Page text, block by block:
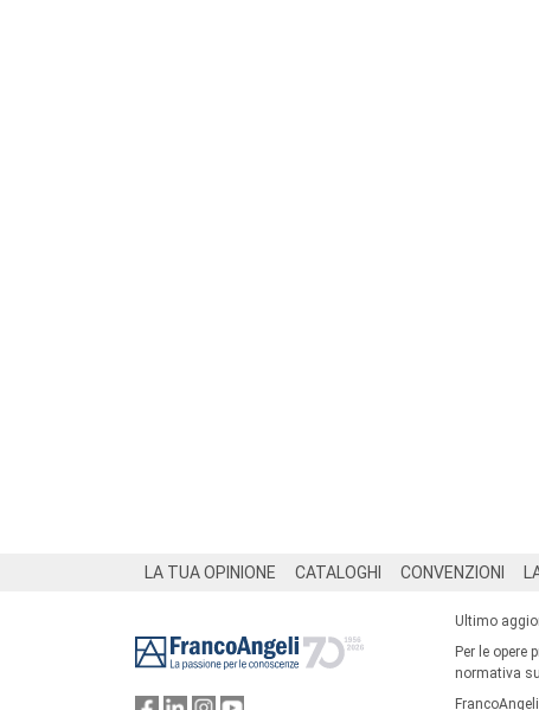
LA TUA OPINIONE CATALOGHI CONVENZIONI
Ultimo
Per le opere
normativa